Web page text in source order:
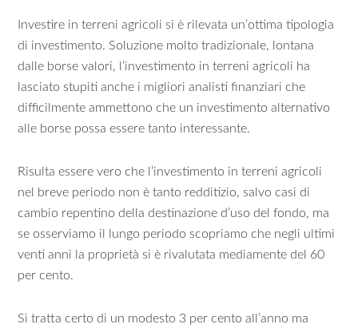
Investire in terreni agricoli si è rilevata un’ottima tipologia
di investimento. Soluzione molto tradizionale, lontana
dalle borse valori, l’investimento in terreni agricoli ha
lasciato stupiti anche i migliori analisti finanziari che
difficilmente ammettono che un investimento alternativo
alle borse possa essere tanto interessante.
Risulta essere vero che l’investimento in terreni agricoli
nel breve periodo non è tanto redditizio, salvo casi di
cambio repentino della destinazione d’uso del fondo, ma
se osserviamo il lungo periodo scopriamo che negli ultimi
venti anni la proprietà si è rivalutata mediamente del 60
per cento.
Si tratta certo di un modesto 3 per cento all’anno ma